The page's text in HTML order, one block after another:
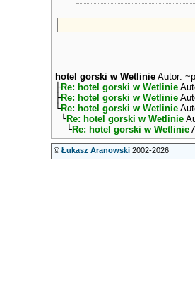
hotel gorski w Wetlinie Autor:
├Re: hotel gorski w Wetlinie
├Re: hotel gorski w Wetlinie
└Re: hotel gorski w Wetlinie
└Re: hotel gorski w Wetlinie
└Re: hotel gorski w Wetlinie
© Łukasz Aranowski 2002-2026